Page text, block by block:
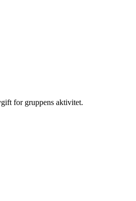
for gruppens aktivitet.